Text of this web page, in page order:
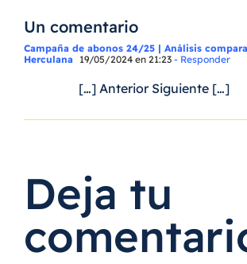
Un comentario
Campaña de abonos 24/25 | Análisis
Herculana
19/05/2024 en 21:23 - Responder
[…] Anterior Siguiente […]
Deja tu